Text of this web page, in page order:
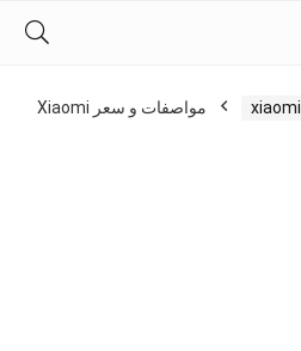
xiaomi
مواصفات و سعر Xiaomi